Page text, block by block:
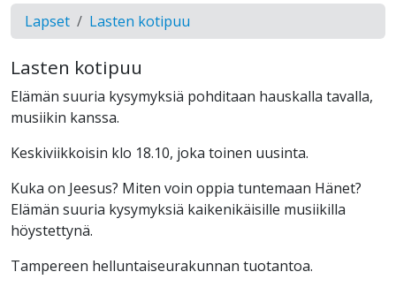
Lapset Lasten kotipuu
Lasten kotipuu
Elämän suuria kysymyksiä pohditaan hauskalla tavalla,
musiikin kanssa.
Keskiviikkoisin klo 18.10, joka toinen uusinta.
Kuka on Jeesus? Miten voin oppia tuntemaan Hänet?
Elämän suuria kysymyksiä kaikenikäisille musiikilla
höystettynä.
Tampereen helluntaiseurakunnan tuotantoa.